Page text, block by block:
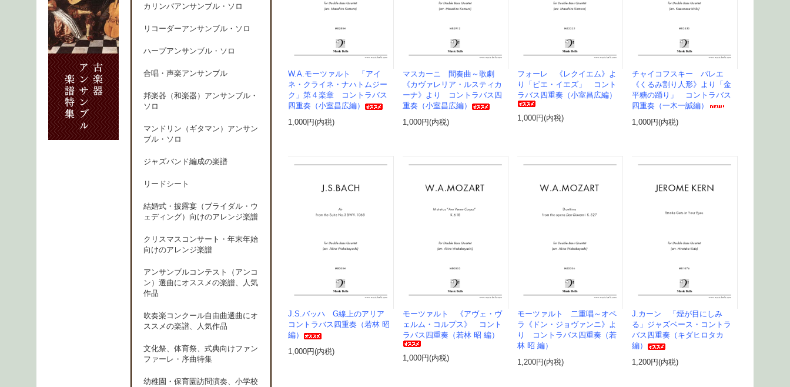
W.A.モーツァルト 「アイ
ネ・クライネ・ナハトムジー
ク」第４楽章 コントラバス
四重奏（小室昌広編）
1,000円(内税)
マスカーニ 間奏曲～歌劇
《カヴァレリア・ルスティカ
ーナ》より コントラバス四
重奏（小室昌広編）
1,000円(内税)
フォーレ 《レクイエム》よ
り「ピエ・イエズ」 コント
ラバス四重奏（小室昌広編）
1,000円(内税)
チャイコフスキー バレエ
《くるみ割り人形》より「金
平糖の踊り」 コントラバス
四重奏（一木一誠編）
1,000円(内税)
J.S.バッハ G線上のアリア
コントラバス四重奏（若林 昭
編）
1,000円(内税)
モーツァルト 《アヴェ・ヴ
ェルム・コルプス》 コント
ラバス四重奏（若林 昭 編）
1,000円(内税)
モーツァルト 二重唱～オペ
ラ《ドン・ジョヴァンニ》よ
り コントラバス四重奏（若
林 昭 編）
1,200円(内税)
J.カーン 「煙が目にしみ
る」ジャズベース・コントラ
バス四重奏（キダヒロタカ
編）
1,200円(内税)
カリンバアンサンブル・ソロ
リコーダーアンサンブル・ソロ
ハープアンサンブル・ソロ
合唱・声楽アンサンブル
邦楽器（和楽器）アンサンブル・
ソロ
マンドリン（ギタマン）アンサン
ブル・ソロ
ジャズバンド編成の楽譜
リードシート
結婚式・披露宴（ブライダル・ウ
ェディング）向けのアレンジ楽譜
クリスマスコンサート・年末年始
向けのアレンジ楽譜
アンサンブルコンテスト（アンコ
ン）選曲にオススメの楽譜、人気
作品
吹奏楽コンクール自由曲選曲にオ
ススメの楽譜、人気作品
文化祭、体育祭、式典向けファン
ファーレ・序曲特集
幼稚園・保育園訪問演奏、小学校